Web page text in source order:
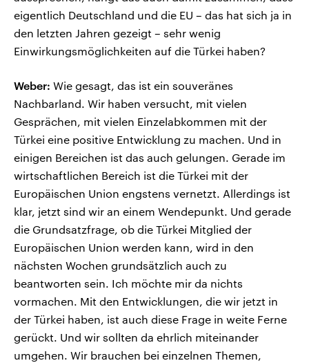
eigentlich Deutschland und die EU – das hat sich ja in
den letzten Jahren gezeigt – sehr wenig
Einwirkungsmöglichkeiten auf die Türkei haben?
Weber: Wie gesagt, das ist ein souveränes
Nachbarland. Wir haben versucht, mit vielen
Gesprächen, mit vielen Einzelabkommen mit der
Türkei eine positive Entwicklung zu machen. Und in
einigen Bereichen ist das auch gelungen. Gerade im
wirtschaftlichen Bereich ist die Türkei mit der
Europäischen Union engstens vernetzt. Allerdings ist
klar, jetzt sind wir an einem Wendepunkt. Und gerade
die Grundsatzfrage, ob die Türkei Mitglied der
Europäischen Union werden kann, wird in den
nächsten Wochen grundsätzlich auch zu
beantworten sein. Ich möchte mir da nichts
vormachen. Mit den Entwicklungen, die wir jetzt in
der Türkei haben, ist auch diese Frage in weite Ferne
gerückt. Und wir sollten da ehrlich miteinander
umgehen. Wir brauchen bei einzelnen Themen,